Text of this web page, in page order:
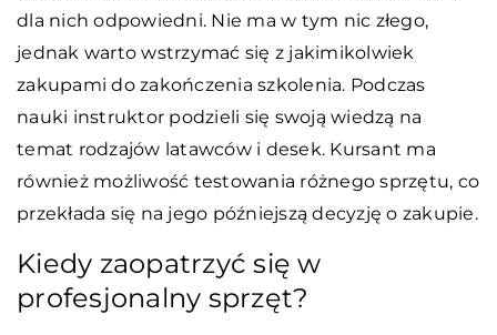
dla nich odpowiedni. Nie ma w tym nic złego,
jednak warto wstrzymać się z jakimikolwiek
zakupami do zakończenia szkolenia. Podczas
nauki instruktor podzieli się swoją wiedzą na
temat rodzajów latawców i desek. Kursant ma
również możliwość testowania różnego sprzętu, co
przekłada się na jego późniejszą decyzję o zakupie.
Kiedy zaopatrzyć się w
profesjonalny sprzęt?